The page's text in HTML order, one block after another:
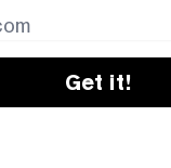
Get it!